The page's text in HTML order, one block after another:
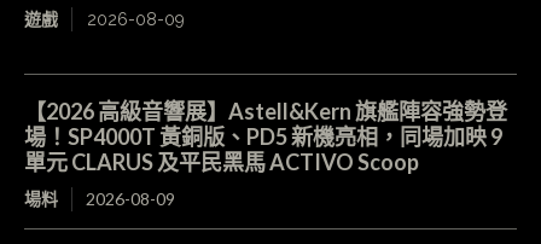
遊戲 2026-08-09
【2026 高級音響展】Astell&Kern 旗艦陣容強勢登
場！SP4000T 黃銅版、PD5 新機亮相，同場加映 9
單元 CLARUS 及平民黑馬 ACTIVO Scoop
場料 2026-08-09